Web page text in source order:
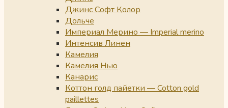
Джинс Софт Колор
Дольче
Империал Мерино — Imperial merino
Интенсив Линен
Камелия
Камелия Нью
Канарис
Коттон голд пайетки — Cotton gold
paillettes